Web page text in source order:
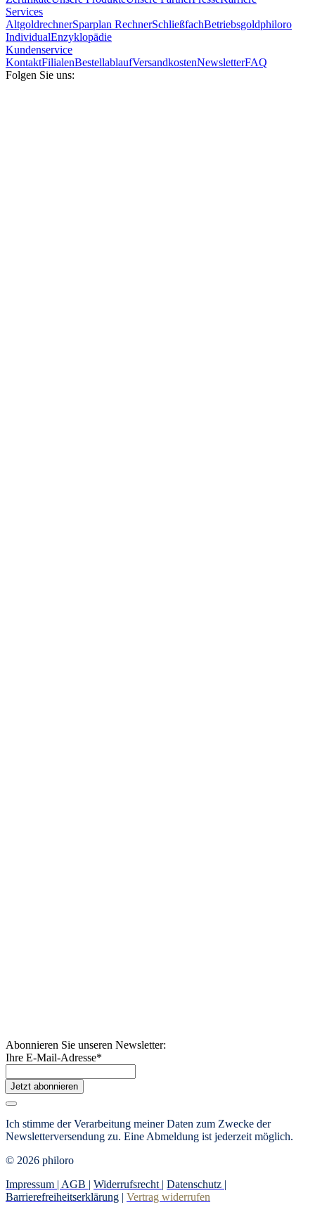
Services
AltgoldrechnerSparplan RechnerSchließfachBetriebsgoldphiloro
IndividualEnzyklopädie
Kundenservice
KontaktFilialenBestellablaufVersandkostenNewsletterFAQ
Folgen Sie uns:
Abonnieren Sie unseren Newsletter:
Ihre E-Mail-Adresse*
Jetzt abonnieren
Ich stimme der Verarbeitung meiner Daten zum Zwecke der
Newsletterversendung zu. Eine Abmeldung ist jederzeit möglich.
© 2026 philoro
Impressum | AGB | Widerrufsrecht | Datenschutz |
Barrierefreiheitserklärung | Vertrag widerrufen